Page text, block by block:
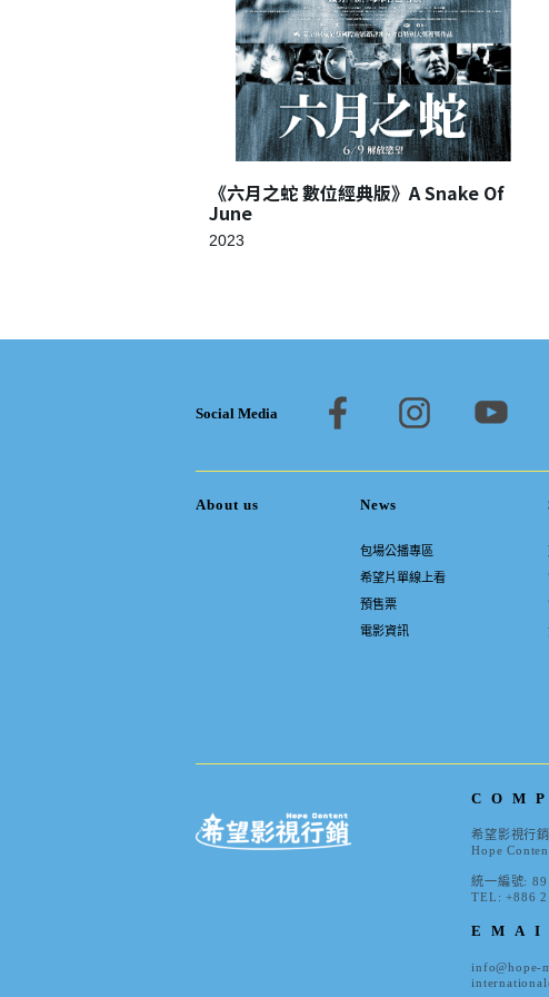
《六月之蛇 數位經典版》A Snake Of
June
2023
Social Media
About us News
包場公播專區
希望片單線上看
預售票
電影資訊
希望影視行
Hope
統一編號:
TEL: +886
info@hope-